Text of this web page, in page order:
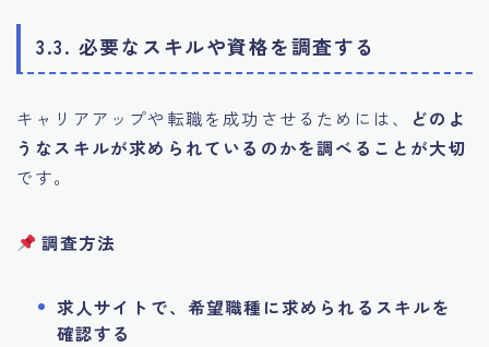
3.3. 必要なスキルや資格を調査する
キャリアアップや転職を成功させるためには、
どのよ
うなスキルが求められているのかを調べることが大切
です。
調査方法
求人サイトで、希望職種に求められるスキルを
確認する